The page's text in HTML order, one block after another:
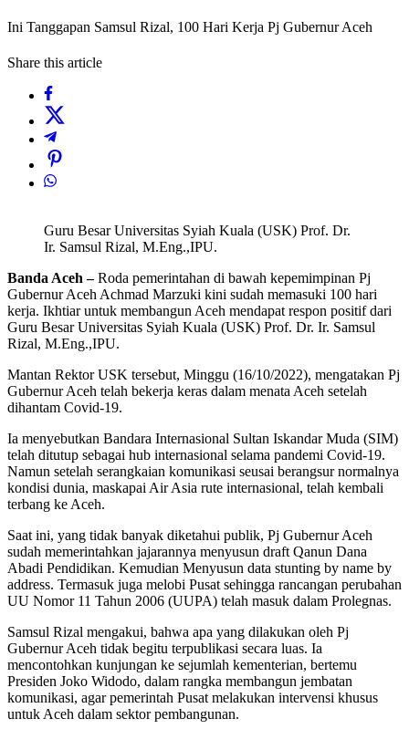
Ini Tanggapan Samsul Rizal, 100 Hari Kerja Pj Gubernur Aceh
Share this article
Guru Besar Universitas Syiah Kuala (USK) Prof. Dr.
Ir. Samsul Rizal, M.Eng.,IPU.
Banda Aceh –Roda pemerintahan di bawah kepemimpinan Pj
Gubernur Aceh Achmad Marzuki kini sudah memasuki 100 hari
kerja. Ikhtiar untuk membangun Aceh mendapat respon positif dari
Guru Besar Universitas Syiah Kuala (USK) Prof. Dr. Ir. Samsul
Rizal, M.Eng.,IPU.
Mantan Rektor USK tersebut, Minggu (16/10/2022), mengatakan Pj
Gubernur Aceh telah bekerja keras dalam menata Aceh setelah
dihantam Covid-19.
Ia menyebutkan Bandara Internasional Sultan Iskandar Muda (SIM)
telah ditutup sebagai hub internasional selama pandemi Covid-19.
Namun setelah serangkaian komunikasi seusai berangsur normalnya
kondisi dunia, maskapai Air Asia rute internasional, telah kembali
terbang ke Aceh.
Saat ini, yang tidak banyak diketahui publik, Pj Gubernur Aceh
sudah memerintahkan jajarannya menyusun draft Qanun Dana
Abadi Pendidikan. Kemudian Menyusun data stunting by name by
address. Termasuk juga melobi Pusat sehingga rancangan perubahan
UU Nomor 11 Tahun 2006 (UUPA) telah masuk dalam Prolegnas.
Samsul Rizal mengakui, bahwa apa yang dilakukan oleh Pj
Gubernur Aceh tidak begitu terpublikasi secara luas. Ia
mencontohkan kunjungan ke sejumlah kementerian, bertemu
Presiden Joko Widodo, dalam rangka membangun jembatan
komunikasi, agar pemerintah Pusat melakukan intervensi khusus
untuk Aceh dalam sektor pembangunan.